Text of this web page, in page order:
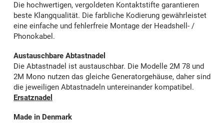
Die hochwertigen, vergoldeten Kontaktstifte garantieren
beste Klangqualität. Die farbliche Kodierung gewährleistet
eine einfache und fehlerfreie Montage der Headshell- /
Phonokabel.
Austauschbare Abtastnadel
Die Abtastnadel ist austauschbar. Die Modelle 2M 78 und
2M Mono nutzen das gleiche Generatorgehäuse, daher sind
die jeweiligen Abtastnadeln untereinander kompatibel.
Ersatznadel
Made in Denmark